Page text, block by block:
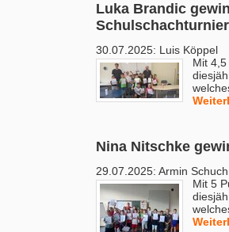
Luka Brandic
Schulschachturnier
30.07.2025: Luis Köppel
Mit
Nina Nitschke
29.07.2025: Armin Schuch
Mit 5